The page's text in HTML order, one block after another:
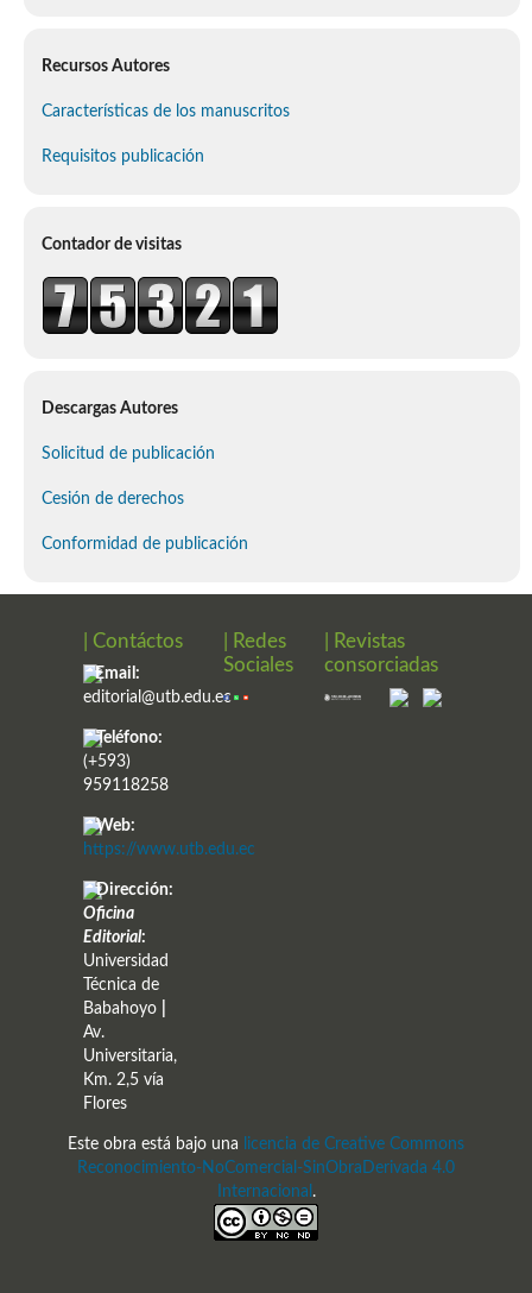
Recursos Autores
Características de los manuscritos
Requisitos publicación
Contador de visitas
Descargas Autores
Solicitud de publicación
Cesión de derechos
Conformidad de publicación
| Contáctos
Email:
editorial@utb.edu.ec
Teléfono:
(+593)
959118258
Web:
https://www.utb.edu.ec
Dirección:
Oficina
Editorial:
Universidad
Técnica de
Babahoyo
Av.
Universitaria,
Km. 2,5 vía
Flores
| Redes
Sociales
| Revistas
consorciadas
Este obra está bajo una
licencia de Creative Commons
Reconocimiento-NoComercial-SinObraDerivada 4.0
Internacional .